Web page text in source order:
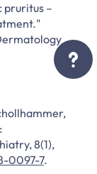
pruritus –
8(1),
0097-7.